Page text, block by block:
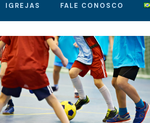
IGREJAS FALE CONOSCO